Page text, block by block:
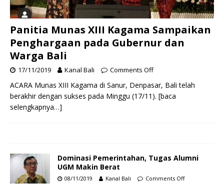
Panitia Munas XIII Kagama Sampaikan
Penghargaan pada Gubernur dan
Warga Bali
17/11/2019 Kanal Bali Comments Off
ACARA Munas XIII Kagama di Sanur, Denpasar, Bali telah
berakhir dengan sukses pada Minggu (17/11). [baca
selengkapnya…]
Dominasi Pemerintahan, Tugas Alumni
UGM Makin Berat
08/11/2019 Kanal Bali Comments Off